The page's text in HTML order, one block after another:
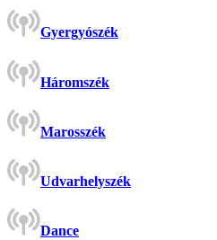
Gyergyószék
Háromszék
Marosszék
Udvarhelyszék
Dance